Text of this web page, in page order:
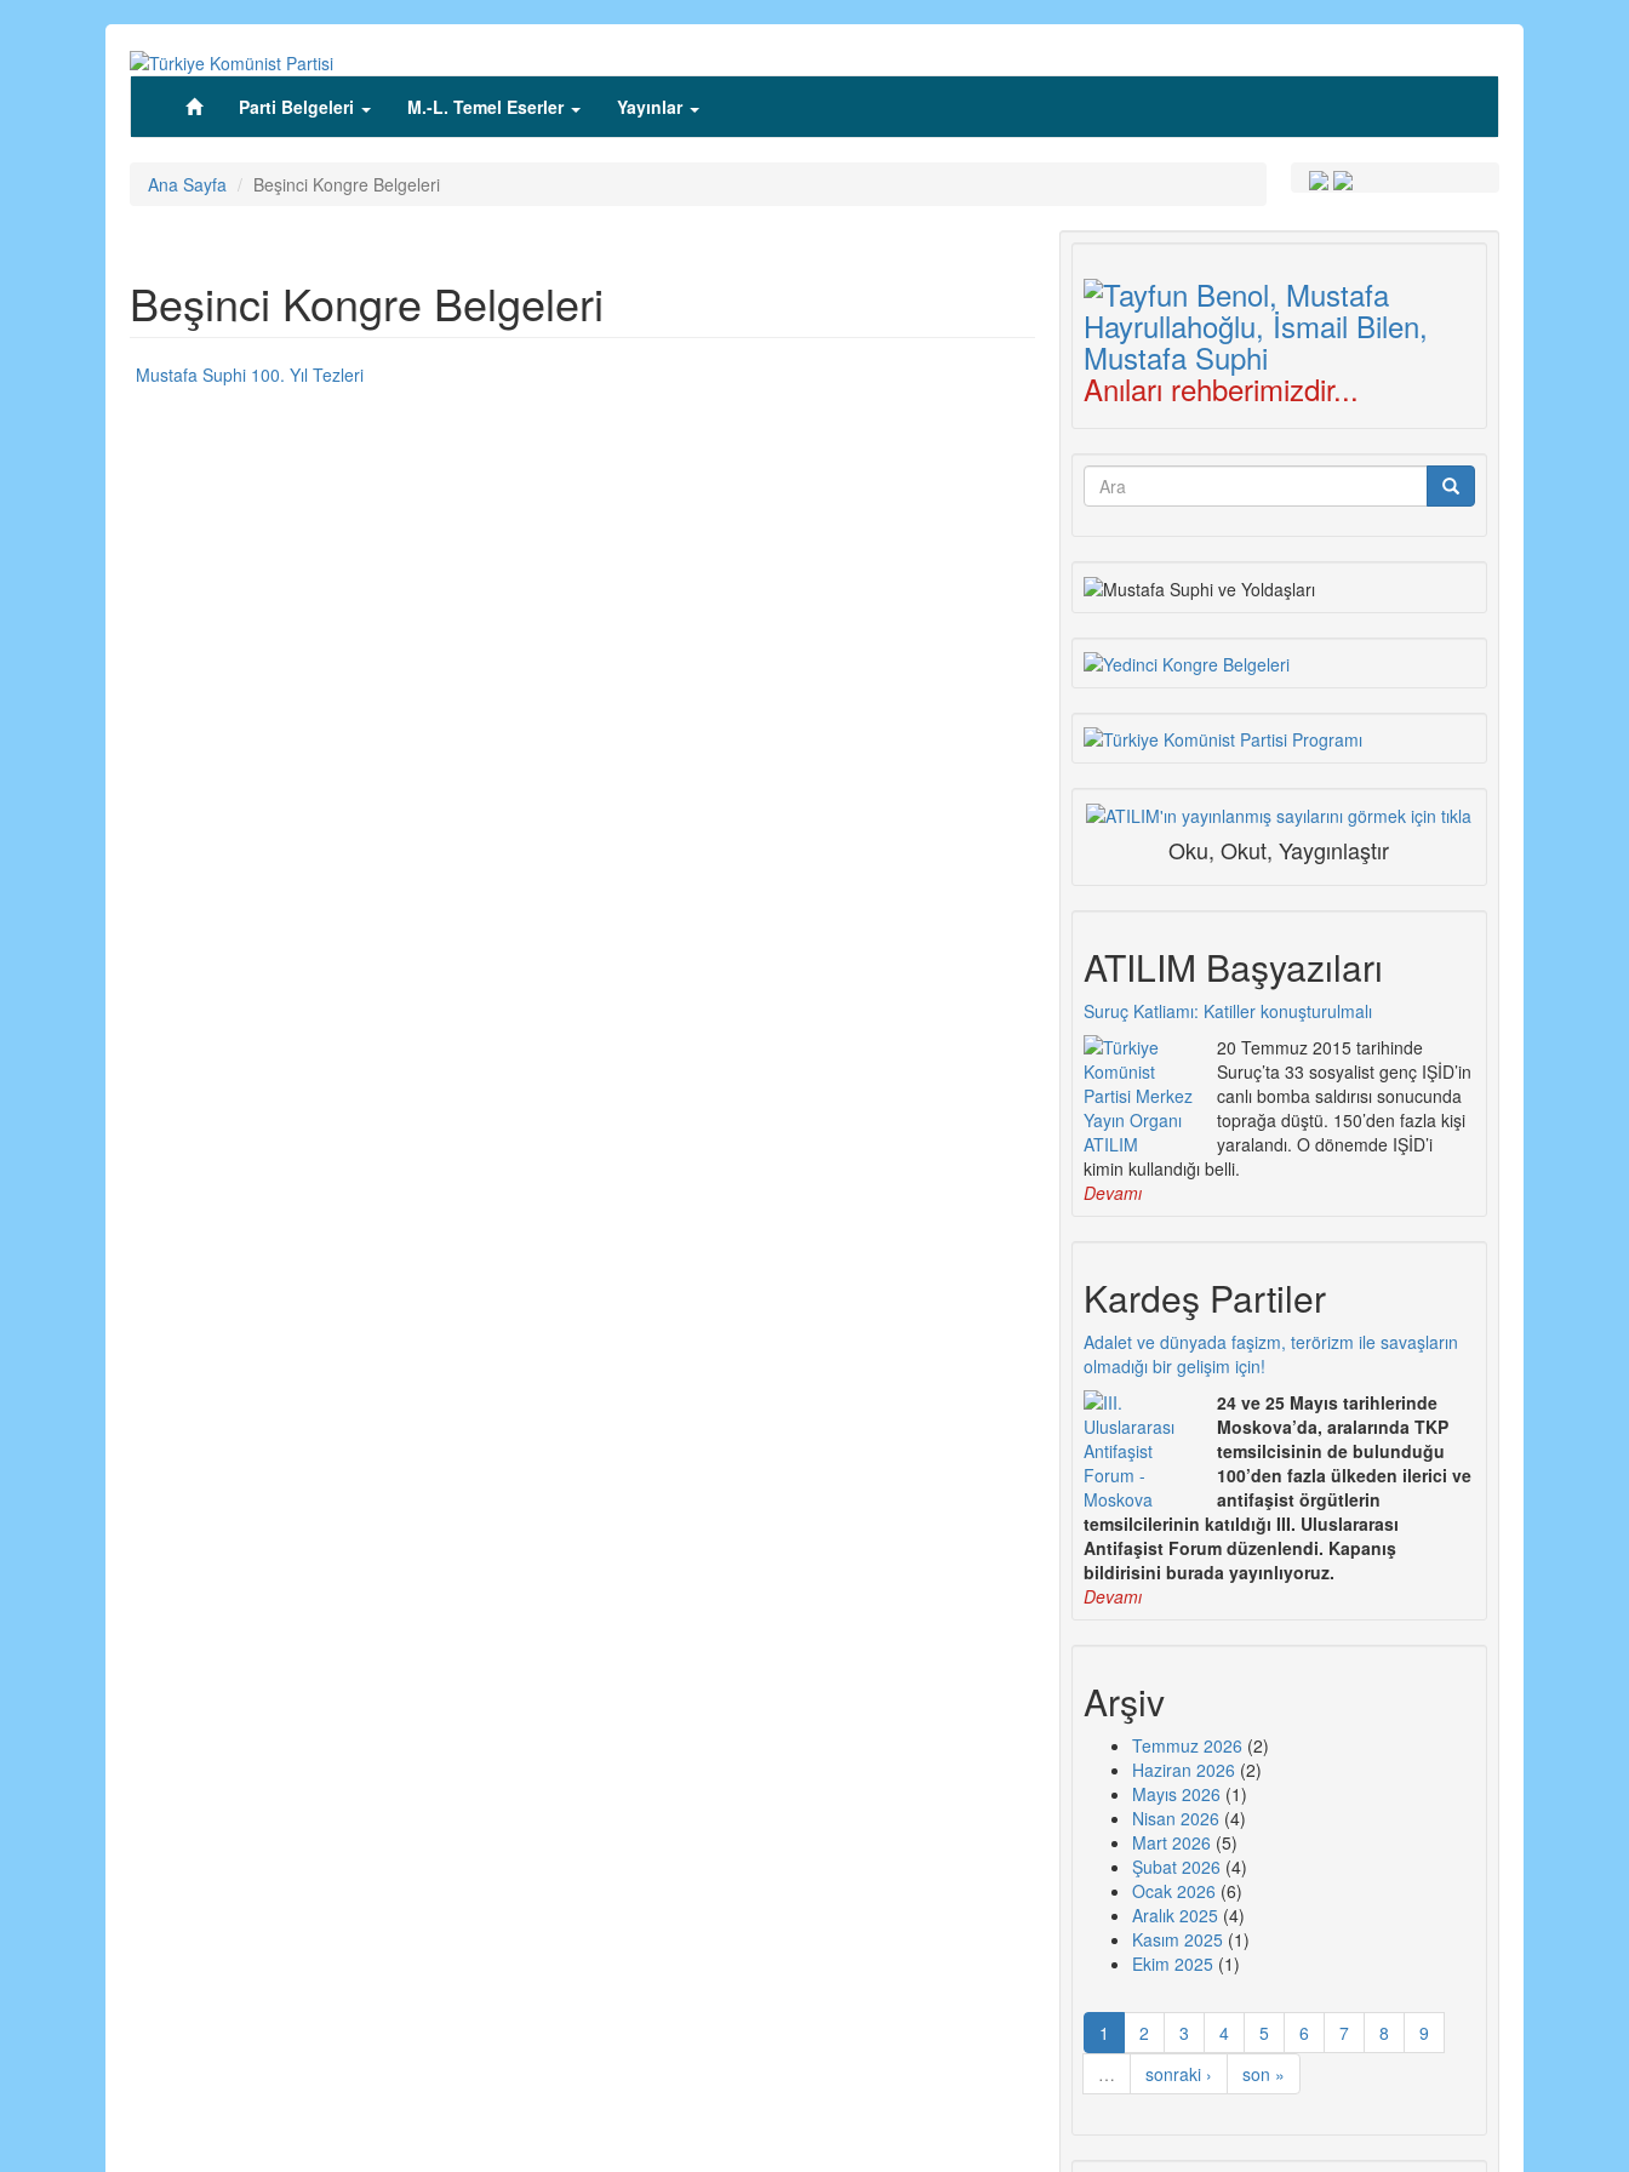
(current)Parti Belgeleri M.-L. Temel Eserler Yayınlar
Ana Sayfa Beşinci Kongre Belgeleri
Beşinci Kongre Belgeleri
Mustafa Suphi 100. Yıl Tezleri Anıları rehberimizdir...
Arama
Oku, Okut, Yaygınlaştır
ATILIM Başyazıları
Suruç Katliamı: Katiller konuşturulmalı
20 Temmuz 2015 tarihinde
Suruç’ta 33 sosyalist genç IŞİD’in
canlı bomba saldırısı sonucunda
toprağa düştü. 150’den fazla kişi
yaralandı. O dönemde IŞİD’i
kimin kullandığı belli.
Devamı
Kardeş Partiler
Adalet ve dünyada faşizm, terörizm ile savaşların
olmadığı bir gelişim için!
24 ve 25 Mayıs tarihlerinde
Moskova’da, aralarında TKP
temsilcisinin de bulunduğu
100’den fazla ülkeden ilerici ve
antifaşist örgütlerin
temsilcilerinin katıldığı III. Uluslararası
Antifaşist Forum düzenlendi. Kapanış
bildirisini burada yayınlıyoruz.
Devamı
Arşiv
Temmuz 2026 (2)
Haziran 2026 (2)
Mayıs 2026 (1)
Nisan 2026 (4)
Mart 2026 (5)
Şubat 2026 (4)
Ocak 2026 (6)
Aralık 2025(4)
Kasım 2025(1)
Ekim 2025(1)
1 2 3 4 5 6 7 8
9
…
sonraki › son »